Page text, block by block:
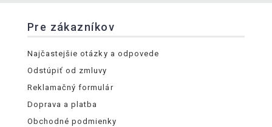
Pre zákazníkov
Najčastejšie otázky a odpovede
Odstúpiť od zmluvy
Reklamačný formulár
Doprava a platba
Obchodné podmienky